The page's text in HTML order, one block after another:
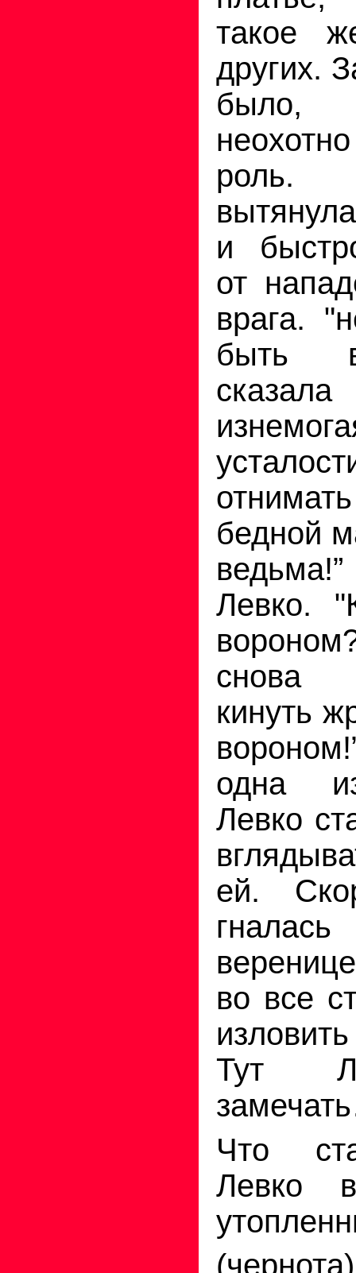
такое
других.
и
от
врага.
быть
бедной
Левко.
снова
кинуть
одна
Левко
ей.
во все
Тут
Что
Левко
(чернота)